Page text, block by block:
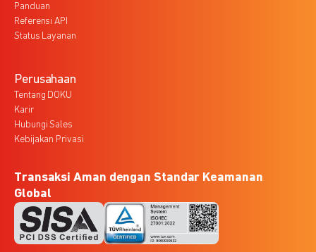
Panduan
Referensi API
Status Layanan
Perusahaan
Tentang DOKU
Karir
Hubungi Sales
Kebijakan Privasi
Transaksi Aman dengan Standar Keamanan
Global